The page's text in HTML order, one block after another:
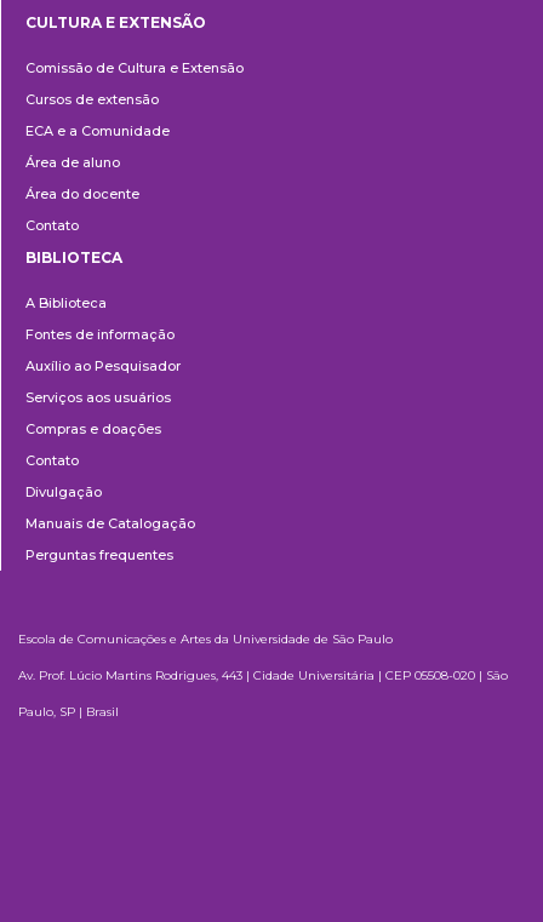
e
Extensão
CULTURA E EXTENSÃO
Comissão de Cultura e Extensão
Cursos de extensão
ECA e a Comunidade
Área de aluno
Área do docente
Contato
BIBLIOTECA
A Biblioteca
Fontes de informação
Auxílio ao Pesquisador
Serviços aos usuários
Compras e doações
Contato
Divulgação
Manuais de Catalogação
Perguntas frequentes
Escola de Comunicações e Artes da Universidade de São Paulo
Av. Prof. Lúcio Martins Rodrigues, 443 | Cidade Universitária | CEP 05508-020 | São
Paulo, SP | Brasil